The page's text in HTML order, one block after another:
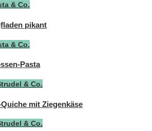
& Co.
pikant
& Co.
Pasta
& Co.
mit Ziegenkäse
& Co.